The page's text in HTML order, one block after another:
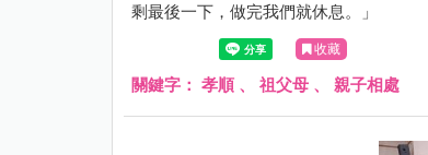
剩最後一下，做完我們就休息。」
收藏
關鍵字： 孝順 、 祖父母 、 親子相處